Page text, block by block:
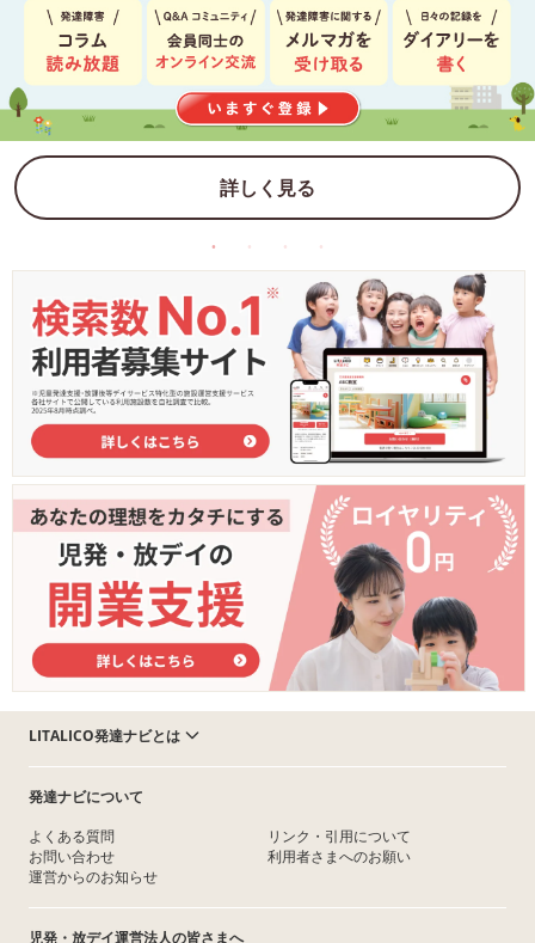
詳しく見る
LITALICO発達ナビとは
発達ナビについて
よくある質問
お問い合わせ
運営からのお知らせ
リンク・引用について
利用者さまへのお願い
児発・放デイ運営法人の皆さまへ